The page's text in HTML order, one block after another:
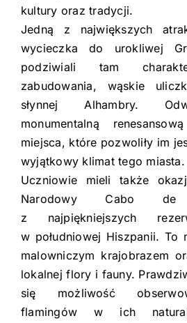
kultury oraz tradycji.
Jedną z największych
wycieczka do urokliwej
podziwiali tam
zabudowania, wąskie
słynnej Alhambry.
monumentalną
miejsca, które pozwoliły im
wyjątkowy klimat tego miasta.
Uczniowie mieli także
Narodowy Cabo
z najpiękniejszych
w południowej Hiszpanii. To
malowniczym krajobrazem
lokalnej flory i fauny.
się możliwość
flamingów w ich